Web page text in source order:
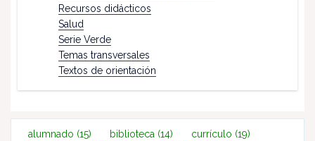
Recursos didácticos
Salud
Serie Verde
Temas transversales
Textos de orientación
alumnado (15) biblioteca (14) currículo (19)